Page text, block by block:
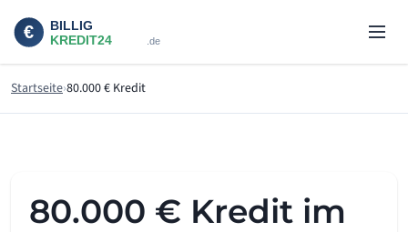
Startseite 80.000 € Kredit
80.000 € Kredit im